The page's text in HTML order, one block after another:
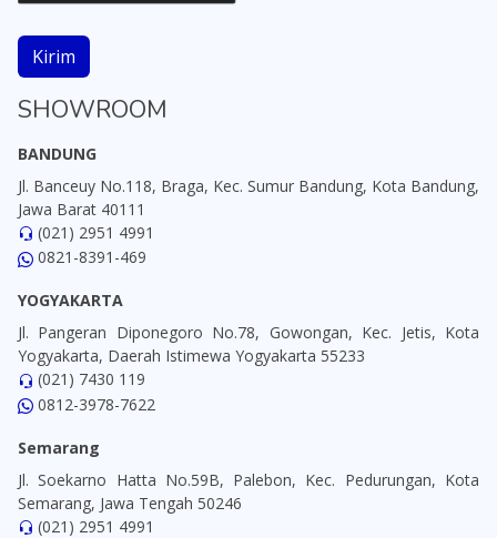
Kirim
SHOWROOM
BANDUNG
Jl. Banceuy No.118, Braga, Kec. Sumur Bandung, Kota Bandung,
Jawa Barat 40111
(021) 2951 4991
0821-8391-469
YOGYAKARTA
Jl. Pangeran Diponegoro No.78, Gowongan, Kec. Jetis, Kota
Yogyakarta, Daerah Istimewa Yogyakarta 55233
(021) 7430 119
0812-3978-7622
Semarang
Jl. Soekarno Hatta No.59B, Palebon, Kec. Pedurungan, Kota
Semarang, Jawa Tengah 50246
(021) 2951 4991